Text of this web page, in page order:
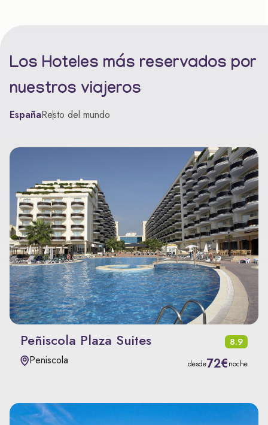
Los Hoteles más reservados por
nuestros viajeros
EspañaResto del mundo
Peñiscola Plaza Suites 8.9
Peniscola desde72€noche